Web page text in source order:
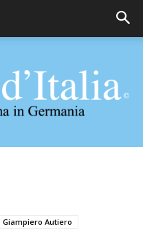
Giampiero Autiero